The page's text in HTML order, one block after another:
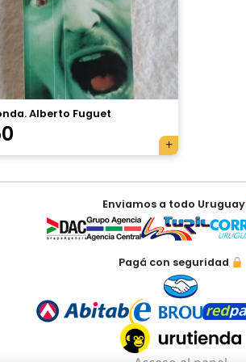
Alberto Fuguet
Enviamos a todo Uruguay
Pagá con seguridad